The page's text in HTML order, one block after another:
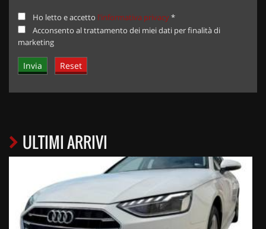
Ho letto e accetto l'informativa privacy*
Acconsento al trattamento dei miei dati per finalità di
marketing
ULTIMI ARRIVI